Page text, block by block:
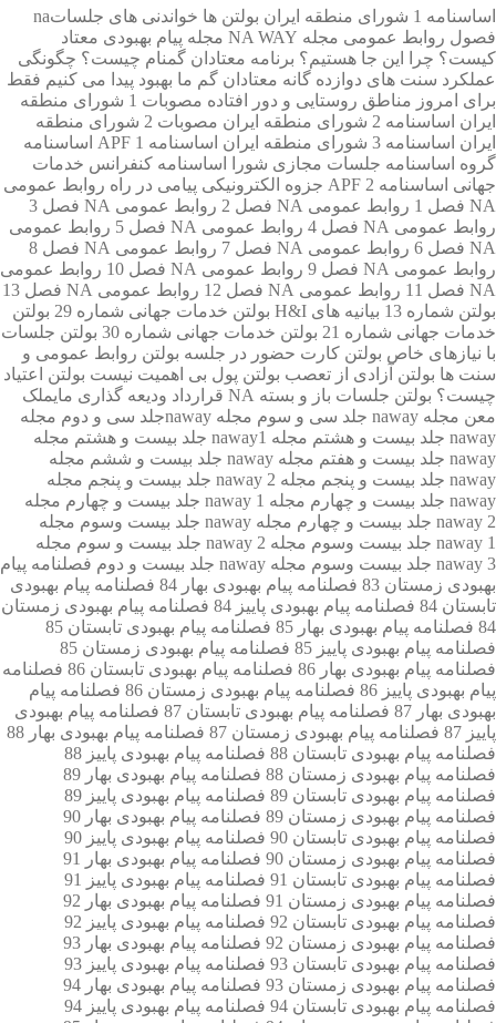
اساسنامه 1 شورای منطقه ایران
بولتن ها خواندنی های جلساتna
فصول روابط عمومی مجله NA WAY مجله پیام بهبودی معتاد
کیست؟ چرا اين جا هستيم؟ برنامه معتادان گمنام چيست؟ چگونگی
عملکرد سنت های دوازده گانه معتادان گم ما بهبود پیدا می کنیم فقط
برای امروز مناطق روستایی و دور افتاده
مصوبات 1 شورای منطقه
ايران اساسنامه 2 شورای منطقه ايران
مصوبات 2 شورای منطقه
ايران اساسنامه 3 شورای منطقه ايران اساسنامه 1 APF
اساسنامه
گروه اساسنامه جلسات مجازی شورا
اساسنامه کنفرانس خدمات
جهانی اساسنامه 2 APF جزوه الکترونیکی پیامی در راه روابط عمومی
NA فصل 1
روابط عمومی NA فصل 2
روابط عمومی NA فصل 3
روابط عمومی NA فصل 4
روابط عمومی NA فصل 5
روابط عمومی
NA فصل 6
روابط عمومی NA فصل 7
روابط عمومی NA فصل 8
روابط عمومی NA فصل 9
روابط عمومی NA فصل 10
روابط عمومی
NA فصل 11
روابط عمومی NA فصل 12
روابط عمومی NA فصل 13
بولتن شماره 13
بیانیه های H&I بولتن خدمات جهانی شماره 29
بولتن
خدمات جهانی شماره 21
بولتن خدمات جهانی شماره 30
بولتن جلسات
با نیازهای خاص بولتن کارت حضور در جلسه بولتن روابط عمومی و
سنت ها بولتن آزادی از تعصب بولتن پول بی اهمیت نیست بولتن اعتیاد
چیست؟ بولتن جلسات باز و بسته NA
قرارداد ودیعه گذاری مایملک
معن مجله naway جلد سی و سوم مجله nawayجلد سی و دوم
مجله
naway جلد بیست و هشتم
مجله naway1 جلد بیست و هشتم
مجله
naway جلد بیست و هفتم
مجله naway جلد بیست و ششم
مجله
naway جلد بیست و پنجم
مجله 2 naway جلد بیست و پنجم
مجله
naway جلد بیست و چهارم
مجله naway 1 جلد بیست و چهارم
مجله
naway 2 جلد بیست و چهارم
مجله naway جلد بیست وسوم
مجله
naway 1 جلد بیست وسوم
مجله naway 2 جلد بیست و سوم
مجله
naway 3 جلد بیست وسوم
مجله naway جلد بیست و دوم
فصلنامه پیام
بهبودی زمستان 83
فصلنامه پیام بهبودی بهار 84
فصلنامه پیام بهبودی
تابستان 84
فصلنامه پیام بهبودی پاییز 84
فصلنامه پیام بهبودی زمستان
84 فصلنامه پیام بهبودی بهار 85
فصلنامه پیام بهبودی تابستان 85
فصلنامه پیام بهبودی پاییز 85
فصلنامه پیام بهبودی زمستان 85
فصلنامه پیام بهبودی بهار 86
فصلنامه پیام بهبودی تابستان 86
فصلنامه
پیام بهبودی پاییز 86
فصلنامه پیام بهبودی زمستان 86
فصلنامه پیام
بهبودی بهار 87
فصلنامه پیام بهبودی تابستان 87
فصلنامه پیام بهبودی
پاییز 87
فصلنامه پیام بهبودی زمستان 87
فصلنامه پیام بهبودی بهار 88
فصلنامه پیام بهبودی تابستان 88
فصلنامه پیام بهبودی پاییز 88
فصلنامه پیام بهبودی زمستان 88
فصلنامه پیام بهبودی بهار 89
فصلنامه پیام بهبودی تابستان 89
فصلنامه پیام بهبودی پاییز 89
فصلنامه پیام بهبودی زمستان 89
فصلنامه پیام بهبودی بهار 90
فصلنامه پیام بهبودی تابستان 90
فصلنامه پیام بهبودی پاییز 90
فصلنامه پیام بهبودی زمستان 90
فصلنامه پیام بهبودی بهار 91
فصلنامه پیام بهبودی تابستان 91
فصلنامه پیام بهبودی پاییز 91
فصلنامه پیام بهبودی زمستان 91
فصلنامه پیام بهبودی بهار 92
فصلنامه پیام بهبودی تابستان 92
فصلنامه پیام بهبودی پاییز 92
فصلنامه پیام بهبودی زمستان 92
فصلنامه پیام بهبودی بهار 93
فصلنامه پیام بهبودی تابستان 93
فصلنامه پیام بهبودی پاییز 93
فصلنامه پیام بهبودی زمستان 93
فصلنامه پیام بهبودی بهار 94
فصلنامه پیام بهبودی تابستان 94
فصلنامه پیام بهبودی پاییز 94